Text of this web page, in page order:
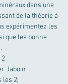
dans une
de la théorie à
expérimentez les
que les bonne
2
Jaboin
les 2j